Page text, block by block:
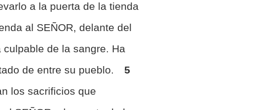
a la puerta de la tienda
al SEÑOR, delante del
de la sangre. Ha
de entre su pueblo.
5
los sacrificios que